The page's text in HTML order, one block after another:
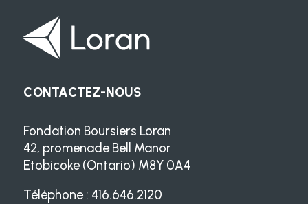
CONTACTEZ-NOUS
Fondation Boursiers Loran
42, promenade Bell Manor
Etobicoke (Ontario) M8Y 0A4
Téléphone : 416.646.2120